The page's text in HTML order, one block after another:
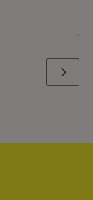
Weiter